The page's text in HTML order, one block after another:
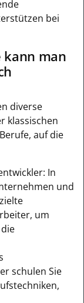
bei
kann man
diverse
klassischen
auf die
In
und
um
schulen Sie